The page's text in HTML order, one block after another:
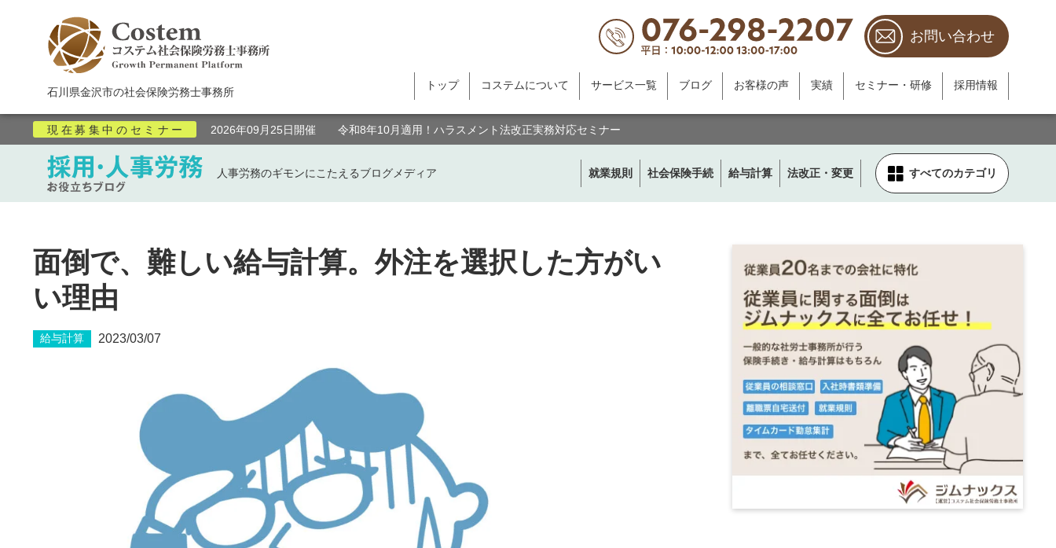
石川県金沢市の社会保険労務士事務所
お問い合わせ
トップ コステムについて サービス一覧 ブログ お客様の声 実績 セミナー・研修 採用情報
現在募集中のセミナー 2026年09月25日開催 令和8年10月適用！ハラスメント法改正実務対応セミナー
人事労務のギモンにこたえるブログメディア 就業規則 社会保険手続 給与計算 法改正・変更 すべてのカテゴリ
面倒で、難しい給与計算。外注を選択した方がい
い理由
給与計算 2023/03/07